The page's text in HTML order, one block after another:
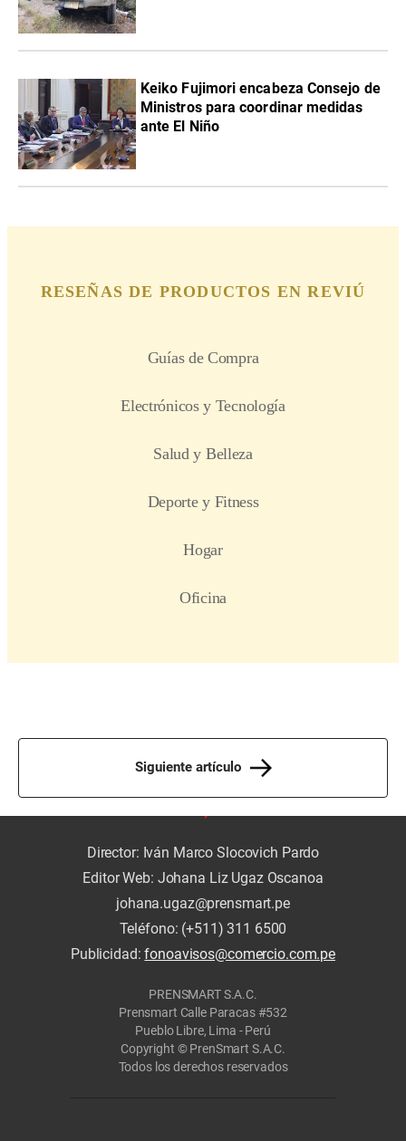
Keiko Fujimori encabeza Consejo de
Ministros para coordinar medidas
ante El Niño
Siguiente artículo
Director: Iván Marco Slocovich Pardo
Editor Web: Johana Liz Ugaz Oscanoa
johana.ugaz@prensmart.pe
Teléfono: (+511) 311 6500
Publicidad:fonoavisos@comercio.com.pe
PRENSMART S.A.C.
Prensmart Calle Paracas #532
Pueblo Libre, Lima - Perú
Copyright © PrenSmart S.A.C.
Todos los derechos reservados